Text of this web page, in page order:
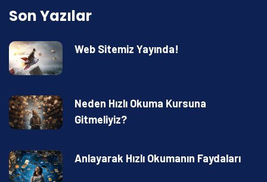
Son Yazılar
Web Sitemiz Yayında!
Neden Hızlı Okuma Kursuna
Gitmeliyiz?
Anlayarak Hızlı Okumanın Faydaları